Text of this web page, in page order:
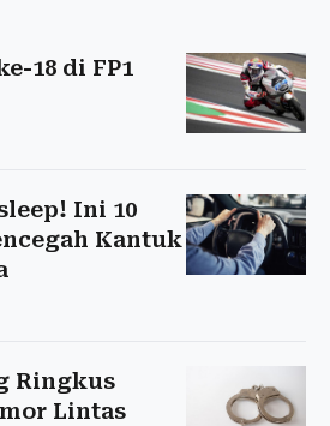
18 di FP1
Ini 10
Kantuk
Ringkus
Lintas